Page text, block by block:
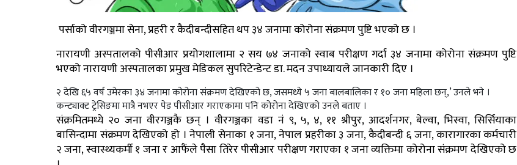
पर्साको वीरगञ्जमा सेना, प्रहरी र कैदीबन्दीसहित थप ३४ जनामा कोरोना संक्रमण पुष्टि भएको छ ।
नारायणी अस्पतालको पीसीआर प्रयोगशालामा २ सय ७४ जनाको स्वाब परीक्षण गर्दा ३४ जनामा कोरोना संक्रमण पुष्टि
भएको नारायणी अस्पतालका प्रमुख मेडिकल सुपरिटेन्डेन्ट डा. मदन उपाध्यायले जानकारी दिए ।
२ देखि ६५ वर्ष उमेरका ३४ जनामा कोरोना संक्रमण देखिएको छ, जसमध्ये ५ जना बालबालिका र १० जना महिला छन्,’ उनले भने ।
कन्ट्याक्ट ट्रेसिङमा मात्रै नभएर पेड पीसीआर गराएकामा पनि कोरोना देखिएको उनले बताए ।
संक्रमितमध्ये २० जना वीरगञ्जकै छन् । वीरगञ्जका वडा नं ९, ५, ४, ११ श्रीपुर, आदर्शनगर, बेल्वा, भिस्वा, सिर्सियाका
बासिन्दामा संक्रमण देखिएको हो । नेपाली सेनाका १ जना, नेपाल प्रहरीका ३ जना, कैदीबन्दी ६ जना, कारागारका कर्मचारी
२ जना, स्वास्थ्यकर्मी १ जना र आफैंले पैसा तिरेर पीसीआर परीक्षण गराएका १ जना व्यक्तिमा कोरोना संक्रमण देखिएको छ